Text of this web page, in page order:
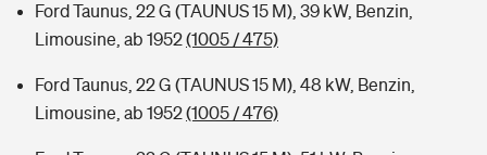
Ford Taunus, 22 G (TAUNUS 15 M), 39 kW, Benzin,
Limousine, ab 1952(1005 / 475)
Ford Taunus, 22 G (TAUNUS 15 M), 48 kW, Benzin,
Limousine, ab 1952(1005 / 476)